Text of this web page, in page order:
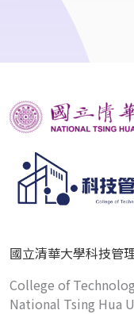
國立清華大學科技管
College of
National Tsing Hua